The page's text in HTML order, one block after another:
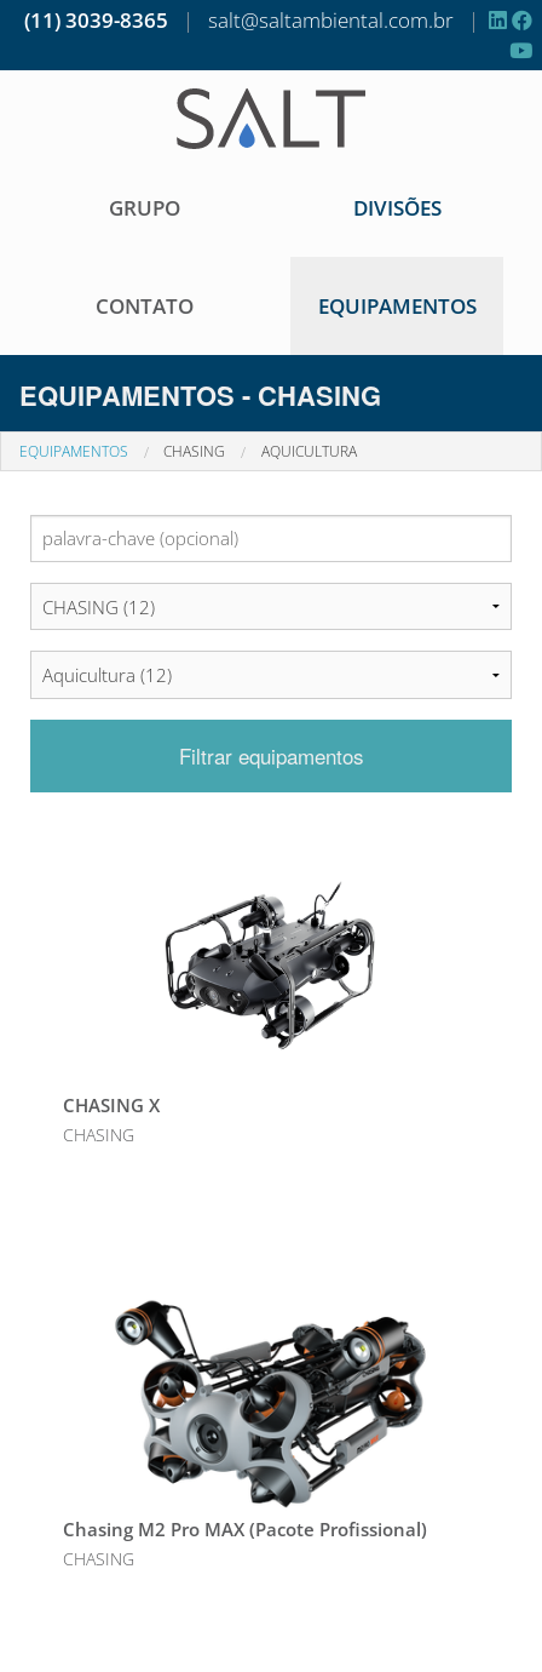
(11) 3039-8365 | salt@saltambiental.com.br |
GRUPO DIVISÕES
CONTATO EQUIPAMENTOS
EQUIPAMENTOS - CHASING
EQUIPAMENTOS CHASING AQUICULTURA
Filtrar equipamentos
CHASING X
CHASING
Chasing M2 Pro MAX (Pacote Profissional)
CHASING